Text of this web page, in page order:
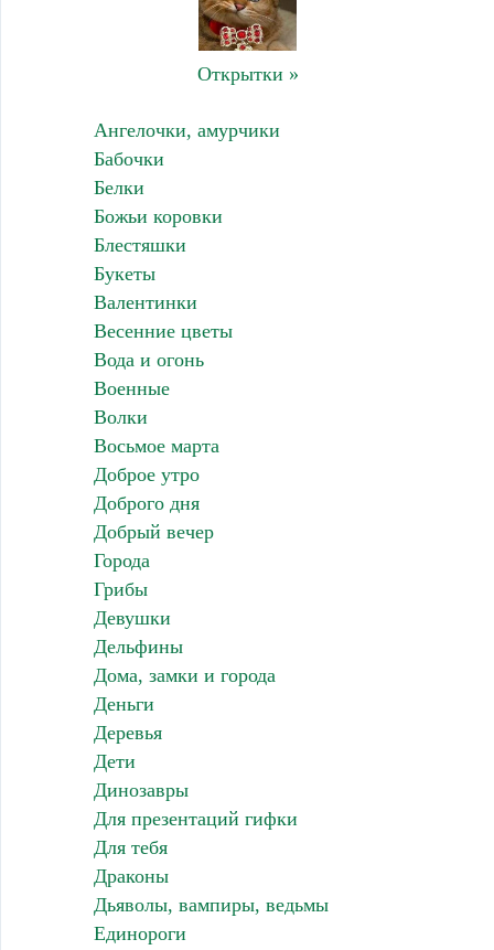
Открытки »
Ангелочки, амурчики
Бабочки
Белки
Божьи коровки
Блестяшки
Букеты
Валентинки
Весенние цветы
Вода и огонь
Военные
Волки
Восьмое марта
Доброе утро
Доброго дня
Добрый вечер
Города
Грибы
Девушки
Дельфины
Дома, замки и города
Деньги
Деревья
Дети
Динозавры
Для презентаций гифки
Для тебя
Драконы
Дьяволы, вампиры, ведьмы
Единороги